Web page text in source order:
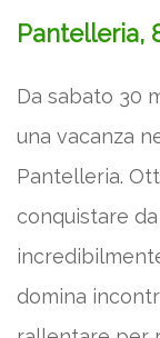
Pantelleria,
Da sabato 30
una vacanza
Pantelleria.
conquistare da
domina